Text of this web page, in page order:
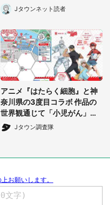
られ(北海道・50代女性)
Jタウンネット読者
アニメ『はたらく細胞』と神
奈川県の3度目コラボ 作品の
世界観通じて「小児がん」学
べる【8/10~31※平日限定】
Jタウン調査隊